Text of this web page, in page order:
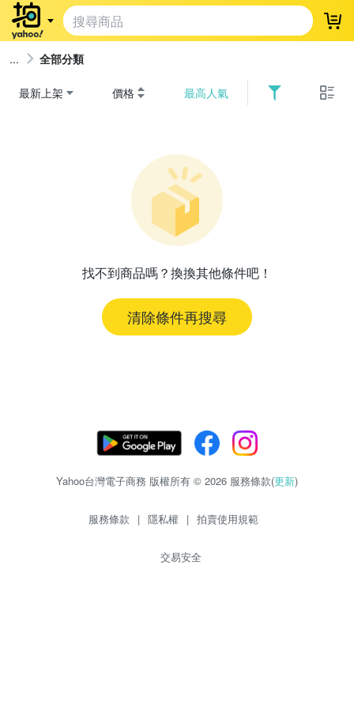
登
全部分類
最新上架 價格 最高人氣
找不到商品嗎？換換其他條件吧！
清除條件再搜尋
Yahoo台灣電子商務 版權所有 © 2026 服務條款(更新)
服務條款 | 隱私權 | 拍賣使用規範
交易安全